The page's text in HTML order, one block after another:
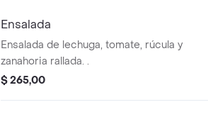
Ensalada
Ensalada de lechuga, tomate, rúcula y
zanahoria rallada. .
$ 265,00